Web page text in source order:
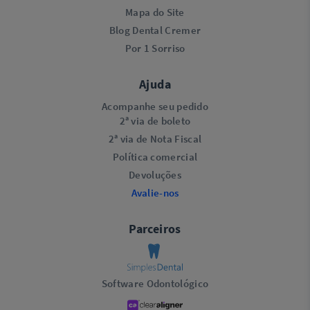
Mapa do Site
Blog Dental Cremer
Por 1 Sorriso
Ajuda
Acompanhe seu pedido
2ª via de boleto
2ª via de Nota Fiscal
Política comercial
Devoluções
Avalie-nos
Parceiros
Software Odontológico